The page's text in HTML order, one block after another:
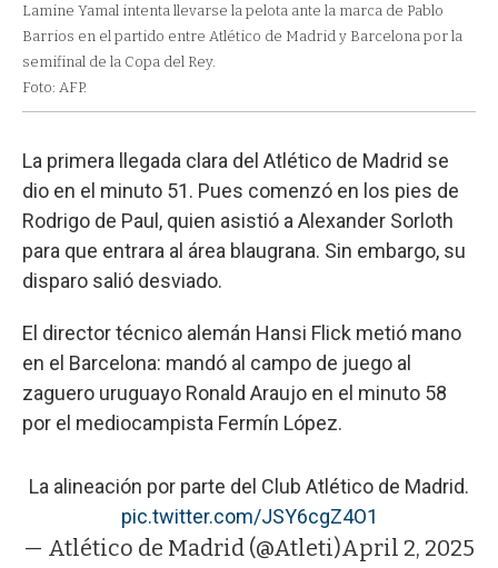
Lamine Yamal intenta llevarse la pelota ante la marca de Pablo
Barrios en el partido entre Atlético de Madrid y Barcelona por la
semifinal de la Copa del Rey.
Foto: AFP.
La primera llegada clara del Atlético de Madrid se
dio en el minuto 51. Pues comenzó en los pies de
Rodrigo de Paul, quien asistió a Alexander Sorloth
para que entrara al área blaugrana. Sin embargo, su
disparo salió desviado.
El director técnico alemán Hansi Flick metió mano
en el Barcelona: mandó al campo de juego al
zaguero uruguayo Ronald Araujo en el minuto 58
por el mediocampista Fermín López.
La alineación por parte del Club Atlético de Madrid.
pic.twitter.com/JSY6cgZ4O1
— Atlético de Madrid (@Atleti)April 2, 2025